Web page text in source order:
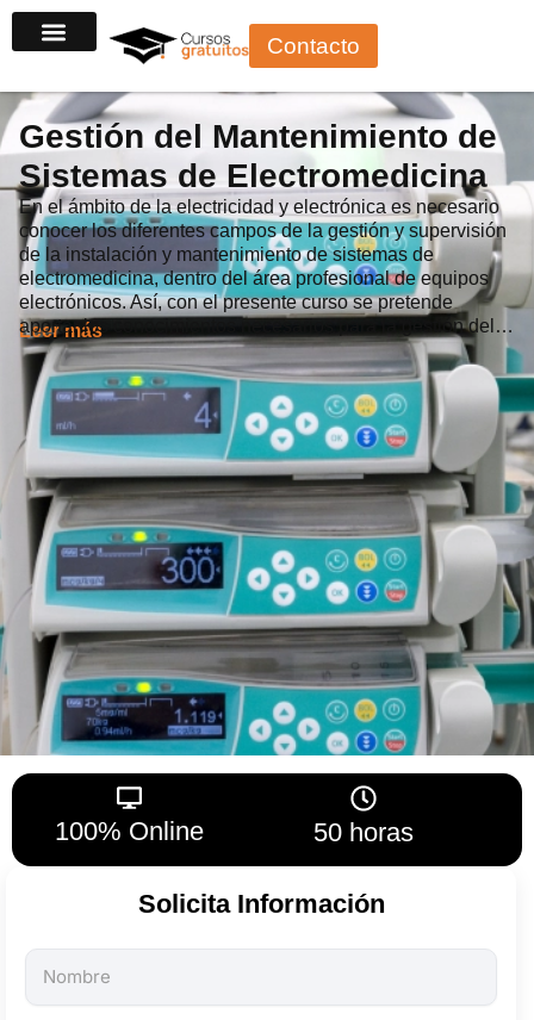
al
Contacto
Gestión del Mantenimiento de
Sistemas de Electromedicina
En el ámbito de la electricidad y electrónica es necesario
conocer los diferentes campos de la gestión y supervisión
de la instalación y mantenimiento de sistemas de
electromedicina, dentro del área profesional de equipos
electrónicos. Así, con el presente curso se pretende
aportar los conocimientos necesarios para la gestión del…
Leer más
100% Online 50 horas
Solicita Información
Todos
los